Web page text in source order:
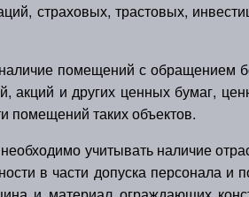
страховых, трастовых,
помещений с обращением
акций и других ценных бумаг,
помещений таких объектов.
учитывать наличие
в части допуска персонала